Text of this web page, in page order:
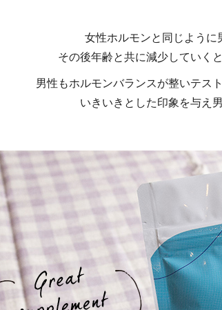
女性ホルモンと同じように
その後年齢と共に減少していく
男性もホルモンバランスが整いテス
いきいきとした印象を与え